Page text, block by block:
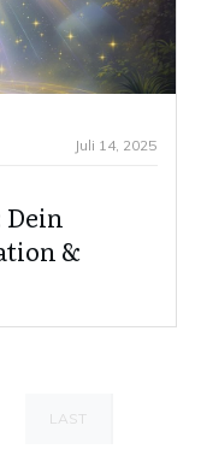
Juli 14, 2025
Dein
&
LAST